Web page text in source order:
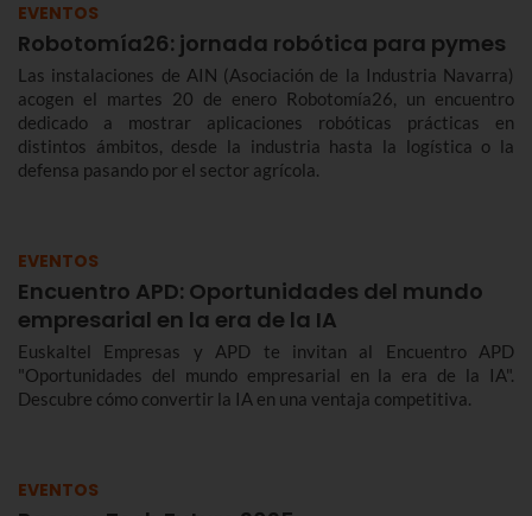
EVENTOS
Robotomía26: jornada robótica para pymes
Las instalaciones de AIN (Asociación de la Industria Navarra)
acogen el martes 20 de enero Robotomía26, un encuentro
dedicado a mostrar aplicaciones robóticas prácticas en
distintos ámbitos, desde la industria hasta la logística o la
defensa pasando por el sector agrícola.
EVENTOS
Encuentro APD: Oportunidades del mundo
empresarial en la era de la IA
Euskaltel Empresas y APD te invitan al Encuentro APD
"Oportunidades del mundo empresarial en la era de la IA".
Descubre cómo convertir la IA en una ventaja competitiva.
EVENTOS